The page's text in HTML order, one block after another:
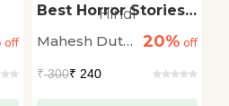
off
Best Horror Stories
Psychological
Supernatural
Mystery Book in
Mahesh Dutt
20% off
₹300₹ 240